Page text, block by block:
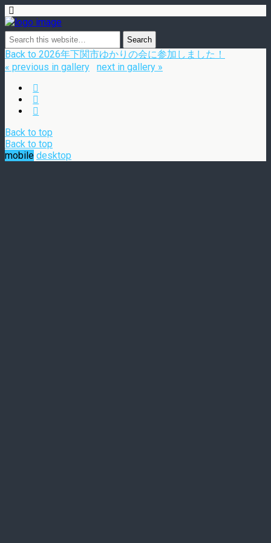
Back to 2026年下関市ゆかりの会に参加しました！
« previous in gallery
next in gallery »
Back to top
Back to top
mobile desktop